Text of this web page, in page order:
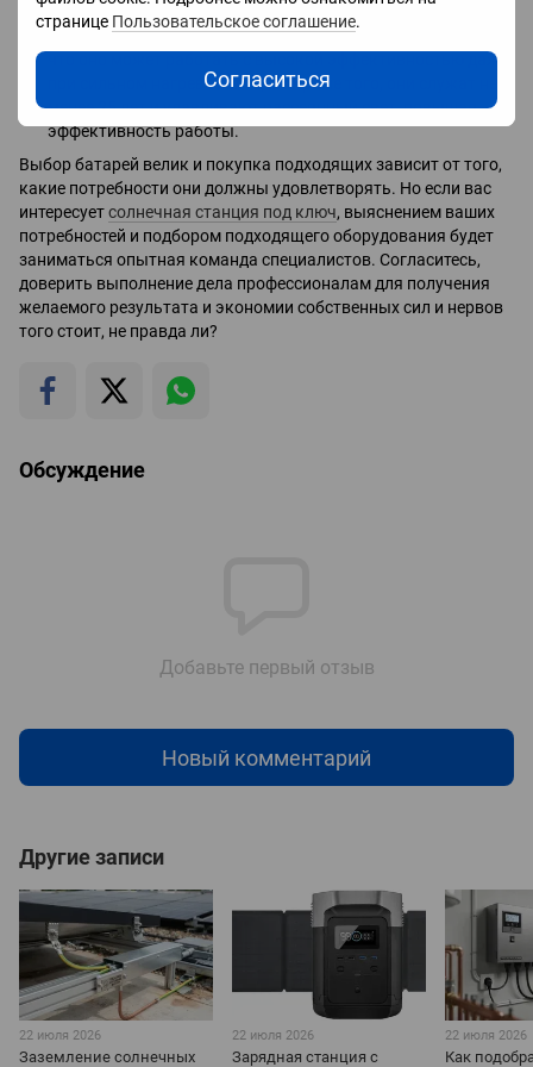
странице Пользовательское соглашение.
Согласиться
которому сокращается время изготовления и батареи
более доступны в цене. Особенность оборудования в том,
что оно может работать с высокой эффективностью даже
при сильном нагреве солнцем. Кроме того, они служат не
менее 25 лет и улавливают рассеянный свет, повышая
эффективность работы.
Выбор батарей велик и покупка подходящих зависит от того,
какие потребности они должны удовлетворять. Но если вас
интересуетсолнечная станция под ключ, выяснением ваших
потребностей и подбором подходящего оборудования будет
заниматься опытная команда специалистов. Согласитесь,
доверить выполнение дела профессионалам для получения
желаемого результата и экономии собственных сил и нервов
того стоит, не правда ли?
Обсуждение
Добавьте первый отзыв
Новый комментарий
Другие записи
22 июля 2026
Заземление солнечных
22 июля 2026
Зарядная станция с
22 июля 2026
Как